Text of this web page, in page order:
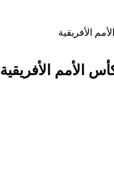
الأفريقية
الأمم الأفريقية